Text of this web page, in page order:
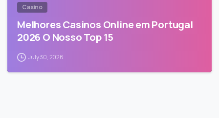
Casino
Melhores Casinos Online em Portugal
2026 O Nosso Top 15
July 30, 2026